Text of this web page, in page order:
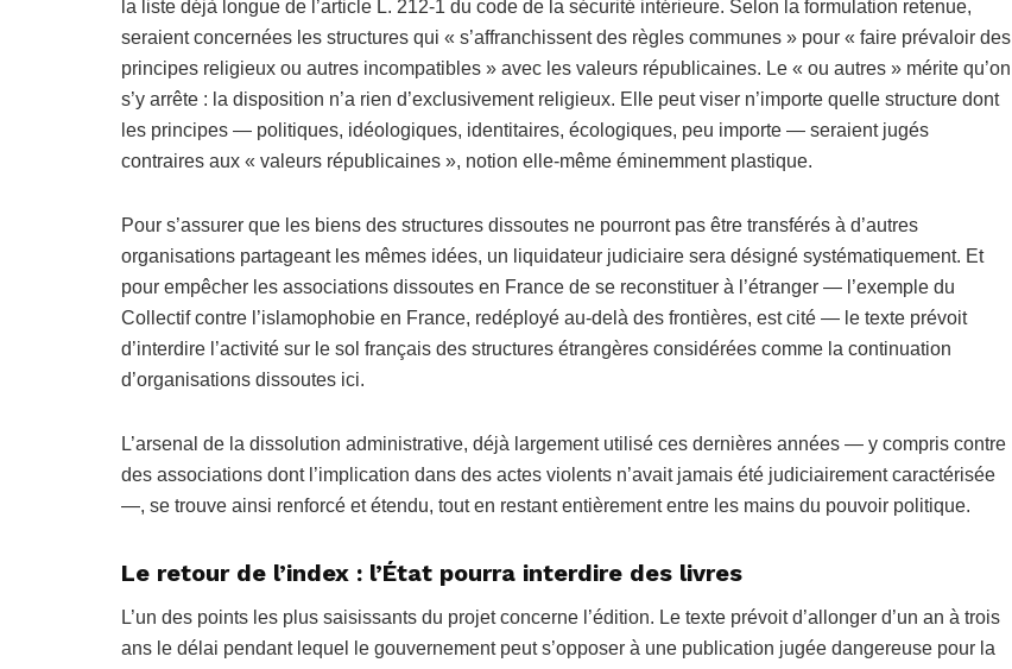
la liste déjà longue de l’article L. 212-1 du code de la sécurité intérieure. Selon la formulation retenue,
seraient concernées les structures qui « s’affranchissent des règles communes » pour « faire prévaloir des
principes religieux ou autres incompatibles » avec les valeurs républicaines. Le « ou autres » mérite qu’on
s’y arrête : la disposition n’a rien d’exclusivement religieux. Elle peut viser n’importe quelle structure dont
les principes — politiques, idéologiques, identitaires, écologiques, peu importe — seraient jugés
contraires aux « valeurs républicaines », notion elle-même éminemment plastique.
Pour s’assurer que les biens des structures dissoutes ne pourront pas être transférés à d’autres
organisations partageant les mêmes idées, un liquidateur judiciaire sera désigné systématiquement. Et
pour empêcher les associations dissoutes en France de se reconstituer à l’étranger — l’exemple du
Collectif contre l’islamophobie en France, redéployé au-delà des frontières, est cité — le texte prévoit
d’interdire l’activité sur le sol français des structures étrangères considérées comme la continuation
d’organisations dissoutes ici.
L’arsenal de la dissolution administrative, déjà largement utilisé ces dernières années — y compris contre
des associations dont l’implication dans des actes violents n’avait jamais été judiciairement caractérisée
—, se trouve ainsi renforcé et étendu, tout en restant entièrement entre les mains du pouvoir politique.
Le retour de l’index : l’État pourra interdire des livres
L’un des points les plus saisissants du projet concerne l’édition. Le texte prévoit d’allonger d’un an à trois
ans le délai pendant lequel le gouvernement peut s’opposer à une publication jugée dangereuse pour la